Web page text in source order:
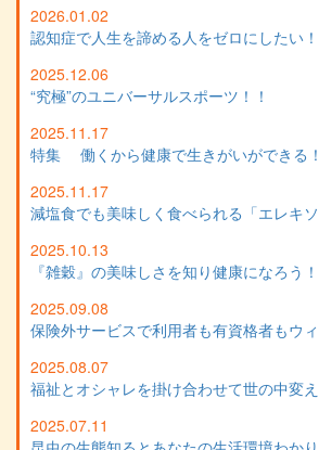
2026.01.02
認知症で人生を諦める人をゼロにしたい！
2025.12.06
“究極”のユニバーサルスポーツ！！
2025.11.17
特集 働くから健康で生きがいができる！
2025.11.17
減塩食でも美味しく食べられる「エレキ
2025.10.13
『雑穀』の美味しさを知り健康になろう！
2025.09.08
保険外サービスで利用者も有資格者もウ
2025.08.07
福祉とオシャレを掛け合わせて世の中変え
2025.07.11